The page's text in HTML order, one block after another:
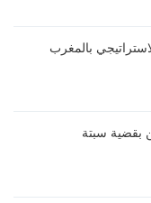
بالمغرب
بقضية سبتة